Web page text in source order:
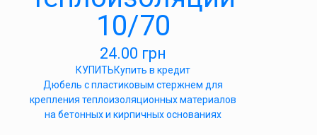
10/70
24.00 грн
КУПИТЬКупить в кредит
Дюбель с пластиковым стержнем для
крепления теплоизоляционных материалов
на бетонных и кирпичных основаниях